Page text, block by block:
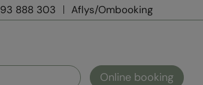
888 303 Aflys/Ombooking
Online booking